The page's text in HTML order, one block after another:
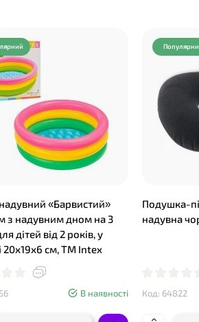
«Барвистий»
з надувним дном на 3
дітей від 2 років, у
20х19х6 см, ТМ Intex
В наявності
Подушка-
надувна
Код: 64822